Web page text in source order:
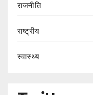
राजनीति
राष्ट्रीय
स्वास्थ्य